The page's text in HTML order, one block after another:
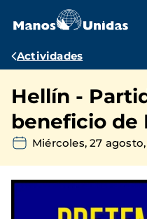
contenido
Ruta
navegación
Actividades
Hellín -
beneficio de
Miércoles, 27